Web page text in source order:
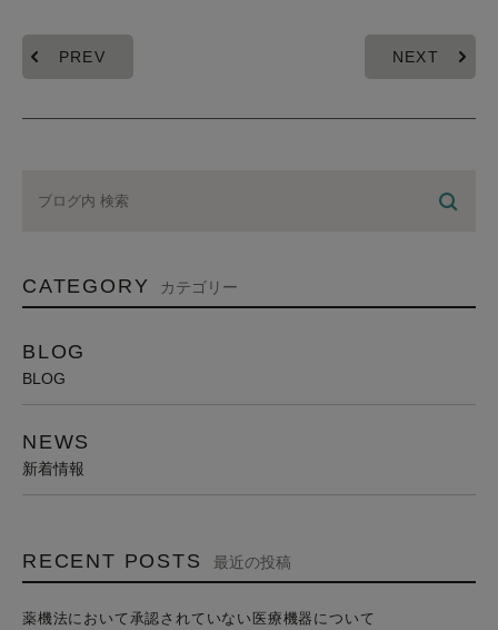
PREV NEXT
CATEGORY カテゴリー
BLOG
BLOG
NEWS
新着情報
RECENT POSTS 最近の投稿
薬機法において承認されていない医療機器について